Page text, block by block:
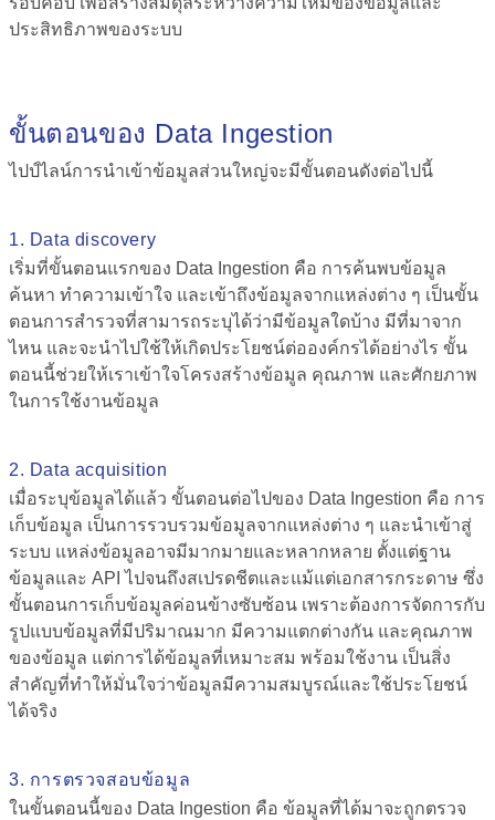
ประสิทธิภาพของระบบ
ขั้นตอนของ Data Ingestion
ไปป์ไลน์การนำเข้าข้อมูลส่วนใหญ่จะมีขั้นตอนดังต่อไปนี้
1. Data discovery
เริ่มที่ขั้นตอนแรกของ Data Ingestion คือ การค้นพบข้อมูล
ค้นหา ทำความเข้าใจ และเข้าถึงข้อมูลจากแหล่งต่าง ๆ เป็นขั้น
ตอนการสำรวจที่สามารถระบุได้ว่ามีข้อมูลใดบ้าง มีที่มาจาก
ไหน และจะนำไปใช้ให้เกิดประโยชน์ต่อองค์กรได้อย่างไร ขั้น
ตอนนี้ช่วยให้เราเข้าใจโครงสร้างข้อมูล คุณภาพ และศักยภาพ
ในการใช้งานข้อมูล
2. Data acquisition
เมื่อระบุข้อมูลได้แล้ว ขั้นตอนต่อไปของ Data Ingestion คือ การ
เก็บข้อมูล เป็นการรวบรวมข้อมูลจากแหล่งต่าง ๆ และนำเข้าสู่
ระบบ แหล่งข้อมูลอาจมีมากมายและหลากหลาย ตั้งแต่ฐาน
ข้อมูลและ API ไปจนถึงสเปรดชีตและแม้แต่เอกสารกระดาษ ซึ่ง
ขั้นตอนการเก็บข้อมูลค่อนข้างซับซ้อน เพราะต้องการจัดการกับ
รูปแบบข้อมูลที่มีปริมาณมาก มีความแตกต่างกัน และคุณภาพ
ของข้อมูล แต่การได้ข้อมูลที่เหมาะสม พร้อมใช้งาน เป็นสิ่ง
สำคัญที่ทำให้มั่นใจว่าข้อมูลมีความสมบูรณ์และใช้ประโยชน์
ได้จริง
3. การตรวจสอบข้อมูล
ในขั้นตอนนี้ของ Data Ingestion คือ ข้อมูลที่ได้มาจะถูกตรวจ